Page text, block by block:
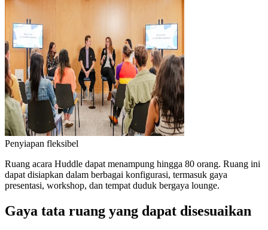
Penyiapan fleksibel
Ruang acara Huddle dapat menampung hingga 80 orang. Ruang ini
dapat disiapkan dalam berbagai konfigurasi, termasuk gaya
presentasi, workshop, dan tempat duduk bergaya lounge.
Gaya tata ruang yang dapat disesuaikan